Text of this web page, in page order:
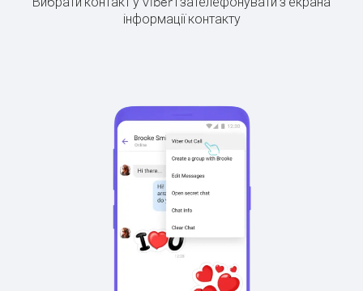
інформації контакту